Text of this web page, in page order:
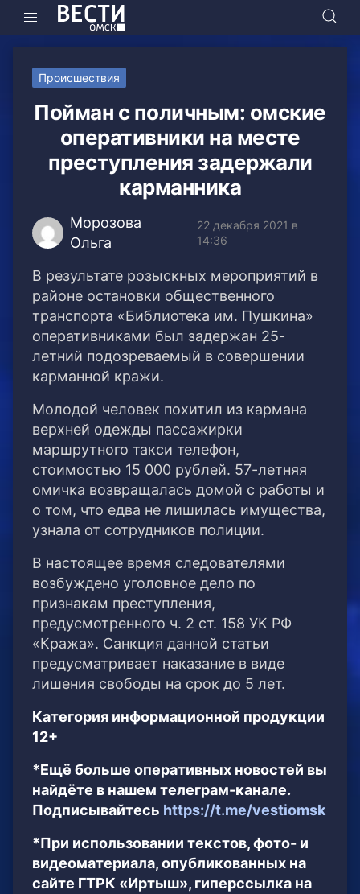
Происшествия
Пойман с поличным: омские
оперативники на месте
преступления задержали
карманника
Морозова
Ольга
22 декабря 2021 в
14:36
В результате розыскных мероприятий в
районе остановки общественного
транспорта «Библиотека им. Пушкина»
оперативниками был задержан 25-
летний подозреваемый в совершении
карманной кражи.
Молодой человек похитил из кармана
верхней одежды пассажирки
маршрутного такси телефон,
стоимостью 15 000 рублей. 57-летняя
омичка возвращалась домой с работы и
о том, что едва не лишилась имущества,
узнала от сотрудников полиции.
В настоящее время следователями
возбуждено уголовное дело по
признакам преступления,
предусмотренного ч. 2 ст. 158 УК РФ
«Кража». Санкция данной статьи
предусматривает наказание в виде
лишения свободы на срок до 5 лет.
Категория информационной продукции
12+
*Ещё больше оперативных новостей вы
найдёте в нашем телеграм-канале.
Подписывайтесь https://t.me/vestiomsk
*При использовании текстов, фото- и
видеоматериала, опубликованных на
сайте ГТРК «Иртыш», гиперссылка на